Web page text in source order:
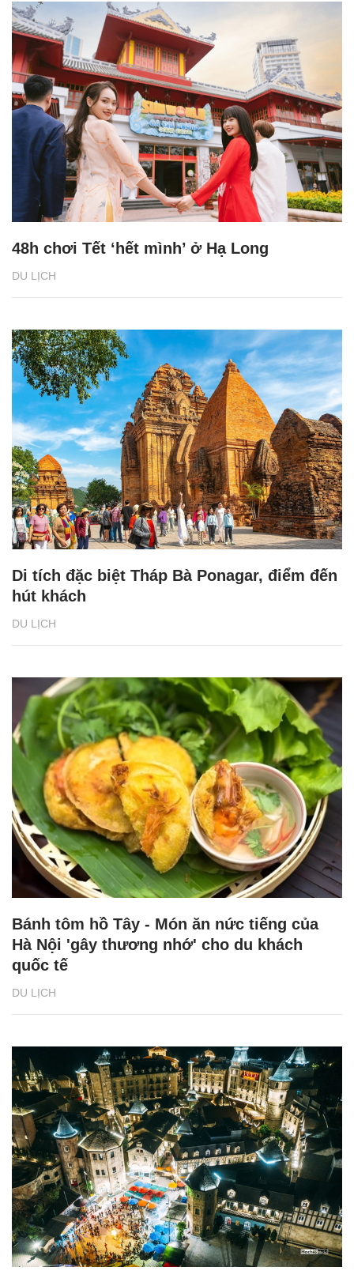
DU LỊCH
48h chơi Tết ‘hết mình’ ở Hạ Long
DU LỊCH
Di tích đặc biệt Tháp Bà Ponagar, điểm đến
hút khách
DU LỊCH
Bánh tôm hồ Tây - Món ăn nức tiếng của
Hà Nội 'gây thương nhớ' cho du khách
quốc tế